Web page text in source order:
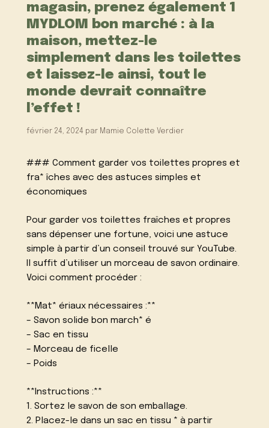
magasin, prenez également 1
MYDLOM bon marché : à la
maison, mettez-le
simplement dans les toilettes
et laissez-le ainsi, tout le
monde devrait connaître
l’effet !
février 24, 2024 par Mamie Colette Verdier
### Comment garder vos toilettes propres et
fra* îches avec des astuces simples et
économiques
Pour garder vos toilettes fraîches et propres
sans dépenser une fortune, voici une astuce
simple à partir d’un conseil trouvé sur YouTube.
Il suffit d’utiliser un morceau de savon ordinaire.
Voici comment procéder :
**Mat* ériaux nécessaires :**
– Savon solide bon march* é
– Sac en tissu
– Morceau de ficelle
– Poids
**Instructions :**
1. Sortez le savon de son emballage.
2. Placez-le dans un sac en tissu * à partir